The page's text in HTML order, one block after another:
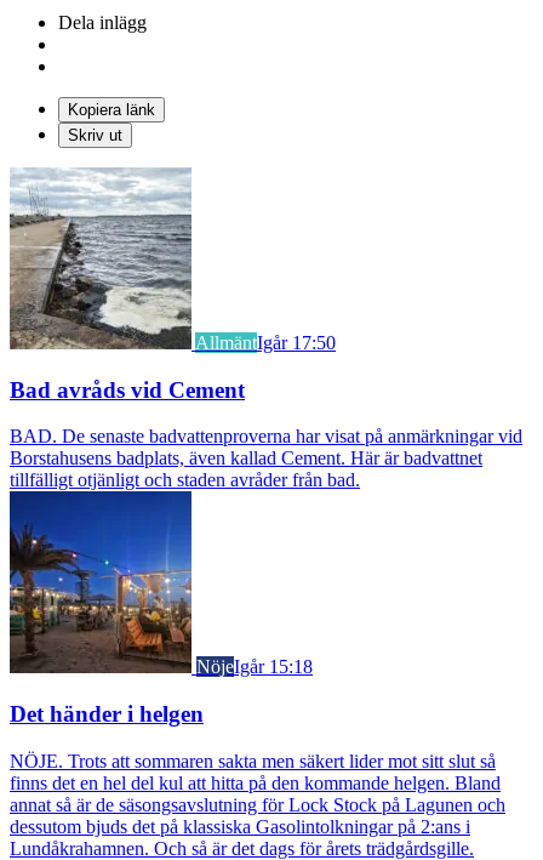
Dela inlägg
Kopiera länk
Skriv ut
AllmäntIgår 17:50
Bad avråds vid Cement
BAD. De senaste badvattenproverna har visat på anmärkningar vid
Borstahusens badplats, även kallad Cement. Här är badvattnet
tillfälligt otjänligt och staden avråder från bad.
NöjeIgår 15:18
Det händer i helgen
NÖJE. Trots att sommaren sakta men säkert lider mot sitt slut så
finns det en hel del kul att hitta på den kommande helgen. Bland
annat så är de säsongsavslutning för Lock Stock på Lagunen och
dessutom bjuds det på klassiska Gasolintolkningar på 2:ans i
Lundåkrahamnen. Och så är det dags för årets trädgårdsgille.